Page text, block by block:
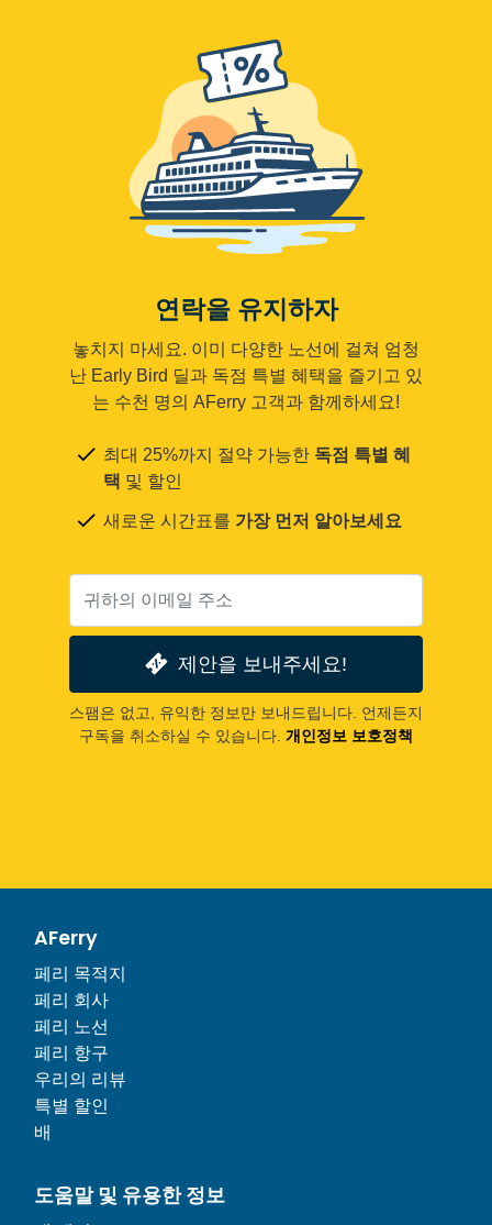
연락을 유지하자
놓치지 마세요. 이미 다양한 노선에 걸쳐 엄청
난 Early Bird 딜과 독점 특별 혜택을 즐기고 있
는 수천 명의 AFerry 고객과 함께하세요!
최대 25%까지 절약 가능한 독점 특별 혜
택 및 할인
새로운 시간표를 가장 먼저 알아보세요
제안을 보내주세요!
스팸은 없고, 유익한 정보만 보내드립니다. 언제든지
구독을 취소하실 수 있습니다. 개인정보 보호정책
AFerry
페리 목적지
페리 회사
페리 노선
페리 항구
우리의 리뷰
특별 할인
배
도움말 및 유용한 정보